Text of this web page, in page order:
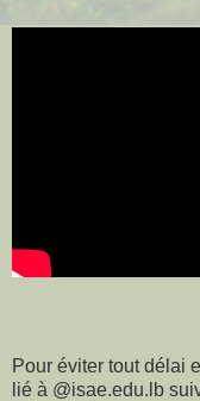
Pour éviter tout délai
lié à @isae.edu.lb